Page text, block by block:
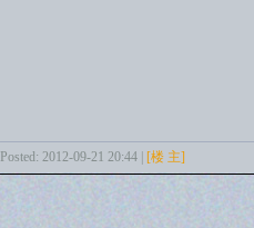
Posted: 2012-09-21 20:44 | [楼 主]